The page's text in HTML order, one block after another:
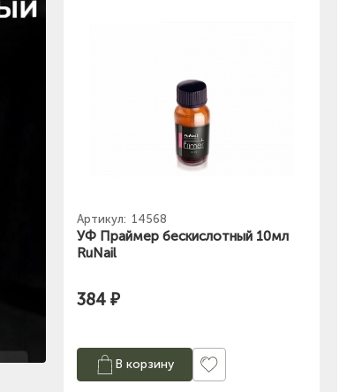
Артикул: 14568
УФ Праймер бескислотный 10мл
RuNail
384 ₽
В корзину